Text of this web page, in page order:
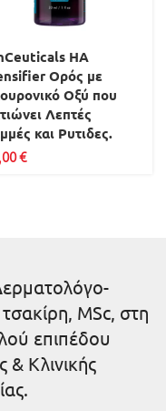
ΗΑ
Ορός με
Οξύ που
Λεπτές
και Ρυτιδες.
€
MSc, στη
επιπέδου
& Κλινικής